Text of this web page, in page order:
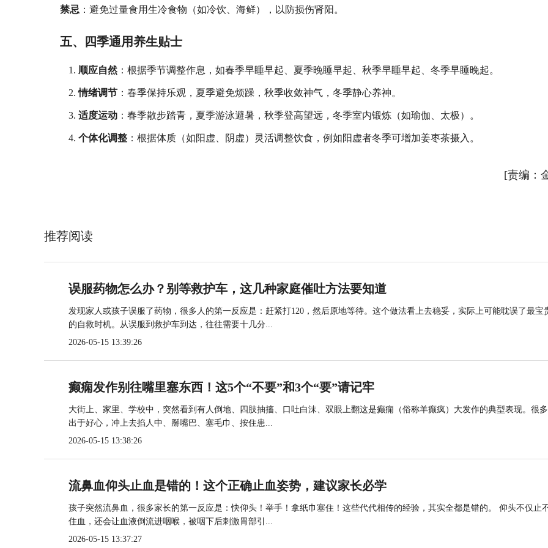
禁忌 ：避免过量食用生冷食物（如冷饮、海鲜），以防损伤肾阳。
五、四季通用养生贴士
顺应自然：根据季节调整作息，如春季早睡早起、夏季晚睡早起、秋季早睡早起、冬季早睡晚起。
情绪调节 ：春季保持乐观，夏季避免烦躁，秋季收敛神气，冬季静心养神。
适度运动 ：春季散步踏青，夏季游泳避暑，秋季登高望远，冬季室内锻炼（如瑜伽、太极）。
个体化调整 ：根据体质（如阳虚、阴虚）灵活调整饮食，例如阳虚者冬季可增加姜枣茶摄入。
[责编：
推荐阅读
误服药物怎么办？别等救护车，这几种家庭催吐方法要知道
发现家人或孩子误服了药物，很多人的第一反应是：赶紧打120，然后原地等待。这个做法看上去稳妥，实际上可能耽误了最宝
的自救时机。从误服到救护车到达，往往需要十几分...
2026-05-15 13:39:26
癫痫发作别往嘴里塞东西！这5个“不要”和3个“要”请记牢
大街上、家里、学校中，突然看到有人倒地、四肢抽搐、口吐白沫、双眼上翻这是癫痫（俗称羊癫疯）大发作的典型表现。很
出于好心，冲上去掐人中、掰嘴巴、塞毛巾、按住患...
2026-05-15 13:38:26
流鼻血仰头止血是错的！这个正确止血姿势，建议家长必学
孩子突然流鼻血，很多家长的第一反应是：快仰头！举手！拿纸巾塞住！这些代代相传的经验，其实全都是错的。 仰头不仅止
住血，还会让血液倒流进咽喉，被咽下后刺激胃部引...
2026-05-15 13:37:27